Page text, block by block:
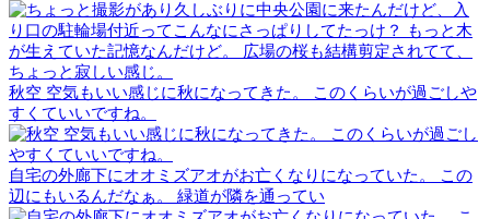
秋空 空気もいい感じに秋になってきた。 このくらいが過ごしや
すくていいですね。
自宅の外廊下にオオミズアオがお亡くなりになっていた。 この
辺にもいるんだなぁ。 緑道が隣を通ってい